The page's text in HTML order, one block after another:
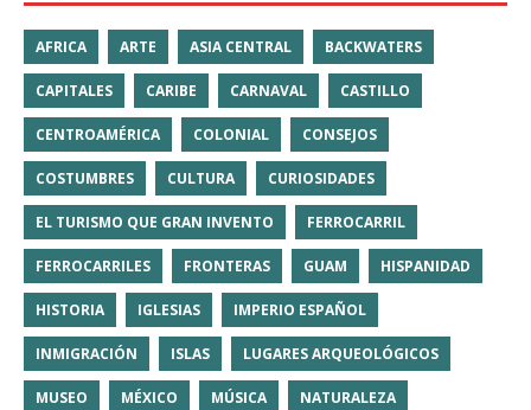
AFRICA ARTE ASIA CENTRAL BACKWATERS
CAPITALES CARIBE CARNAVAL CASTILLO
CENTROAMÉRICA COLONIAL CONSEJOS
COSTUMBRES CULTURA CURIOSIDADES
EL TURISMO QUE GRAN INVENTO FERROCARRIL
FERROCARRILES FRONTERAS GUAM HISPANIDAD
HISTORIA IGLESIAS IMPERIO ESPAÑOL
INMIGRACIÓN ISLAS LUGARES ARQUEOLÓGICOS
MUSEO MÉXICO MÚSICA NATURALEZA